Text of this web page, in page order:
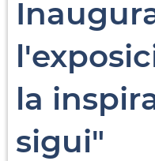
la
sigui"